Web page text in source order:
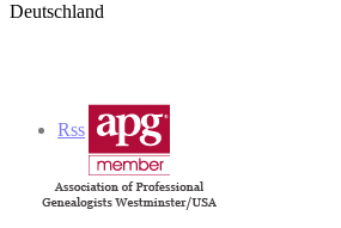
Rss
Deutschland